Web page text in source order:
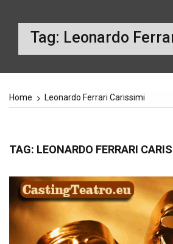
Tag: Leonardo
Home Leonardo Ferrari Carissimi
TAG: LEONARDO FERRARI